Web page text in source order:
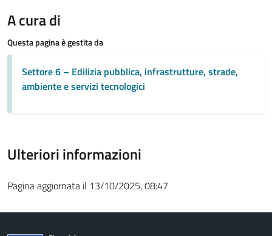
A cura di
Questa pagina è gestita da
Settore 6 – Edilizia pubblica, infrastrutture, strade,
ambiente e servizi tecnologici
Ulteriori informazioni
Pagina aggiornata il 13/10/2025, 08:47